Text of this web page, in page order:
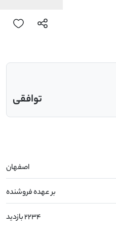
توافقی
اصفهان
بر عهده فروشنده
2234 بازدید